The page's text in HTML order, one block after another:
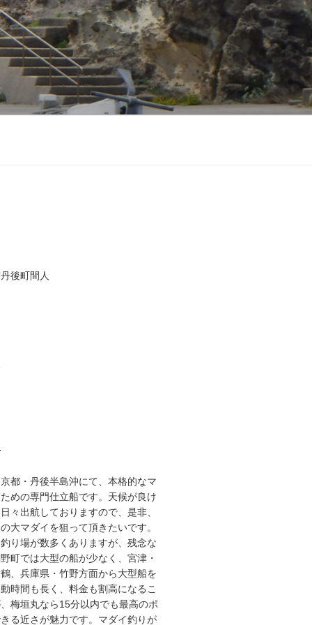
後町間人
都・丹後半島沖にて、本格的なマ
めの専門仕立船です。天候が良け
々出航しておりますので、是非、
大マダイを狙って頂きたいです。
り場が数多くありますが、残念な
町では大型の船が少なく、宮津・
、兵庫県・竹野方面から大型船を
時間も長く、料金も割高になるこ
梅垣丸なら15分以内でも最高のポ
る近さが魅力です。マダイ釣りが